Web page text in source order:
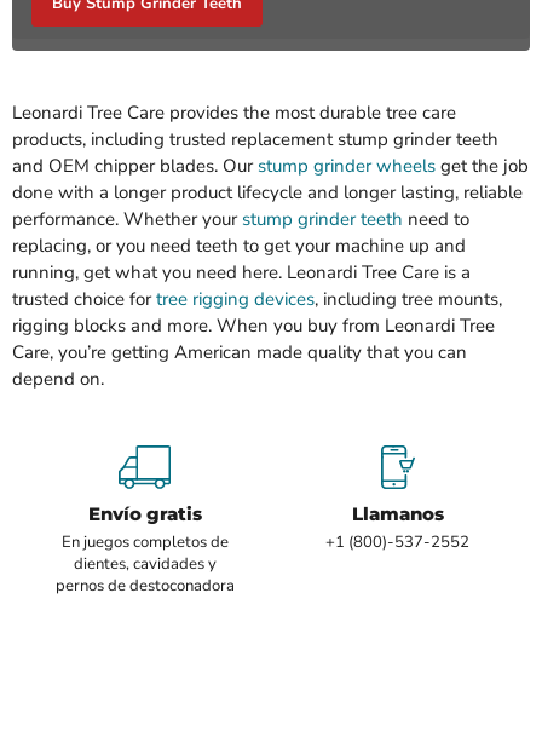
Leonardi Tree Care provides the most durable tree care
products, including trusted replacement stump grinder teeth
and OEM chipper blades. Our stump grinder wheels get the job
done with a longer product lifecycle and longer lasting, reliable
performance. Whether your stump grinder teeth need to
replacing, or you need teeth to get your machine up and
running, get what you need here. Leonardi Tree Care is a
trusted choice fortree rigging devices, including tree mounts,
rigging blocks and more. When you buy from Leonardi Tree
Care, you’re getting American made quality that you can
depend on.
Envío gratis
En juegos completos de
dientes, cavidades y
pernos de destoconadora
Llamanos
+1 (800)-537-2552